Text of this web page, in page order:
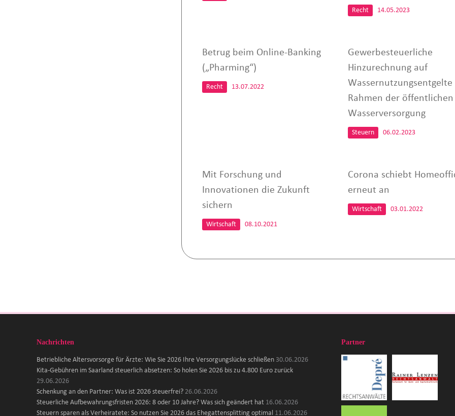
Recht 14.05.2023
Betrug beim Online-Banking
(„Pharming“)
Recht 13.07.2022
Gewerbesteuerliche
Hinzurechnung auf
Wassernutzungsentgelte
Rahmen der öffentlichen
Wasserversorgung
Steuern 06.02.2023
Mit Forschung und
Innovationen die Zukunft
sichern
Wirtschaft 08.10.2021
Corona schiebt
erneut an
Wirtschaft 03.01.2022
Nachrichten
Betriebliche Altersvorsorge für Ärzte: Wie Sie 2026 Ihre Versorgungslücke schließen 30.06.2026
Kita-Gebühren im Saarland steuerlich absetzen: So holen Sie 2026 bis zu 4.800 Euro zurück
29.06.2026
Schenkung an den Partner: Was ist 2026 steuerfrei? 26.06.2026
Steuerliche Aufbewahrungsfristen 2026: 8 oder 10 Jahre? Was sich geändert hat 16.06.2026
Steuern sparen als Verheiratete: So nutzen Sie 2026 das Ehegattensplitting optimal 11.06.2026
Partner